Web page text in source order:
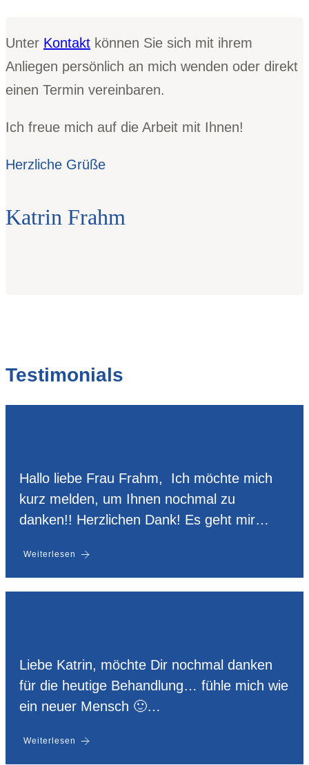
Unter Kontakt können Sie sich mit ihrem
Anliegen persönlich an mich wenden oder direkt
einen Termin vereinbaren.
Ich freue mich auf die Arbeit mit Ihnen!
Herzliche Grüße
Katrin Frahm
Testimonials
Hallo liebe Frau Frahm, Ich möchte mich
kurz melden, um Ihnen nochmal zu
danken!! Herzlichen Dank! Es geht mir…
Weiterlesen
Liebe Katrin, möchte Dir nochmal danken
für die heutige Behandlung… fühle mich wie
ein neuer Mensch 🙂…
Weiterlesen